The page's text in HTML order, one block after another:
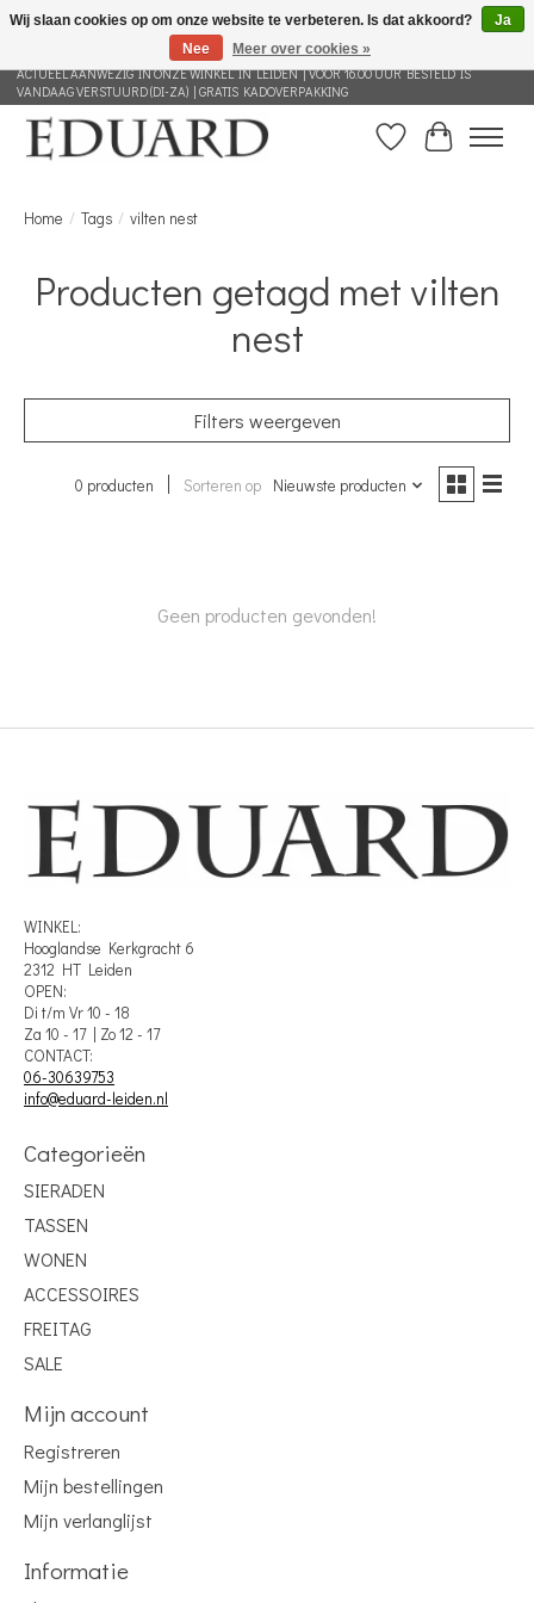
GRATIS VERZENDING NEDERLAND VANAF 100 EURO | ALLES IN DEZE WEBSHOP IS
ACTUEEL AANWEZIG IN ONZE WINKEL IN LEIDEN | VOOR 16.00 UUR BESTELD IS
VANDAAG VERSTUURD (DI-ZA) | GRATIS KADOVERPAKKING
Verlanglijst
Home / Tags / vilten nest
Producten getagd met vilten
nest
Filters weergeven
0 producten Sorteren op Nieuwste producten
Geen producten gevonden!
WINKEL:
Hooglandse Kerkgracht 6
2312 HT Leiden
OPEN:
Di t/m Vr 10 - 18
Za 10 - 17 | Zo 12 - 17
CONTACT:
06-30639753
info@eduard-leiden.nl
Categorieën
SIERADEN
TASSEN
WONEN
ACCESSOIRES
FREITAG
SALE
Mijn account
Registreren
Mijn bestellingen
Mijn verlanglijst
Informatie
Wij slaan cookies op om onze website te verbeteren. Is dat akkoord?
Ja
Nee
Meer over cookies »